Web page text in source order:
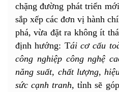
chặng đường phát triển
sắp xếp các đơn vị hành
phá, vừa đặt ra không ít
định hướng: Tái cơ cấu
công nghiệp công nghệ
năng suất, chất lượng,
sức cạnh tranh, tỉnh sẽ